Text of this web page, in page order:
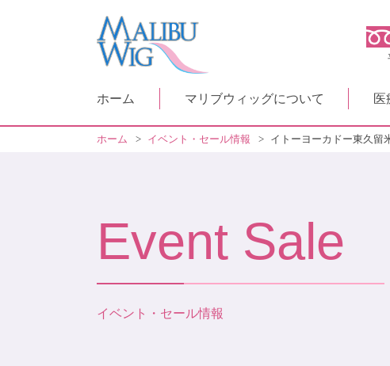
ホーム マリブウィッグについて 医
ホーム > イベント・セール情報 > イトーヨーカドー東久
Event Sale
イベント・セール情報